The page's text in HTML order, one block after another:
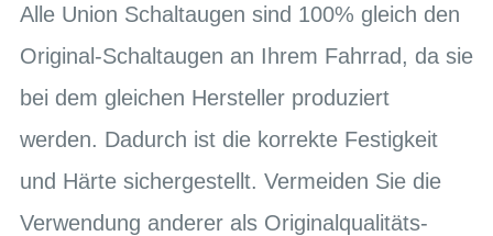
Alle Union Schaltaugen sind 100% gleich den
Original-Schaltaugen an Ihrem Fahrrad, da sie
bei dem gleichen Hersteller produziert
werden. Dadurch ist die korrekte Festigkeit
und Härte sichergestellt. Vermeiden Sie die
Verwendung anderer als Originalqualitäts-